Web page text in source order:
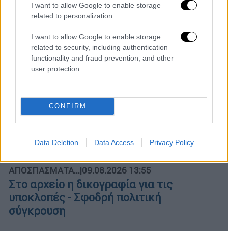
I want to allow Google to enable storage
related to personalization.
I want to allow Google to enable storage
related to security, including authentication
functionality and fraud prevention, and other
user protection.
CONFIRM
Data Deletion Data Access Privacy Policy
ΑΠΟΣΠΑΣΜΑΤΑ...|09.08.2026 14:09
Εξονυχιστικοί έλεγχοι Ιταλών
ταξιδιωτών από τους Ισπανούς
Αυξημένος κίνδυνος για πυρκαγιές σε 6
περιφέρειες
ΑΠΟΣΠΑΣΜΑΤΑ...|09.08.2026 13:55
Στο αρχείο η δικογραφία για τις
υποκλοπές - Σφοδρή πολιτική
σύγκρουση